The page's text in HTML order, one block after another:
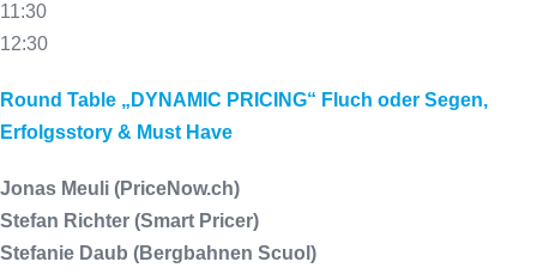
11:30
12:30
Round Table „DYNAMIC PRICING“ Fluch oder Segen,
Erfolgsstory & Must Have
Jonas Meuli (PriceNow.ch)
Stefan Richter (Smart Pricer)
Stefanie Daub (Bergbahnen Scuol)